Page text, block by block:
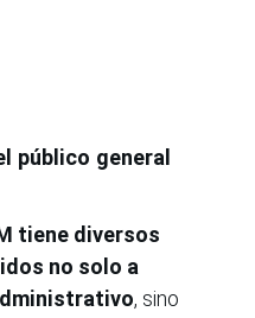
público general
tiene diversos
no solo a
, sino